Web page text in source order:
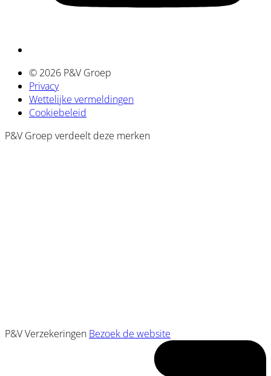
© 2026 P&V Groep
Privacy
Wettelijke vermeldingen
Cookiebeleid
P&V Groep verdeelt deze merken
P&V Verzekeringen Bezoek de website